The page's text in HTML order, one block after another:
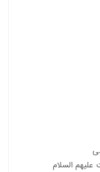
علیهم السلام